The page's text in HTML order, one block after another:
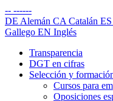
-- ------
DE Alemán CA Catalán ES
Gallego EN Inglés
Transparencia
DGT en cifras
Selección y
Cursos para
Oposiciones